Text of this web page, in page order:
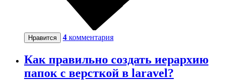
Нравится 4 комментария
Как правильно создать иерархию
папок с версткой в laravel?